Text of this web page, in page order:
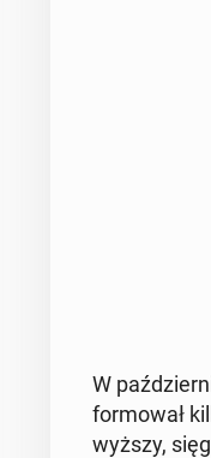
W
for­mo­wał
wyższy,